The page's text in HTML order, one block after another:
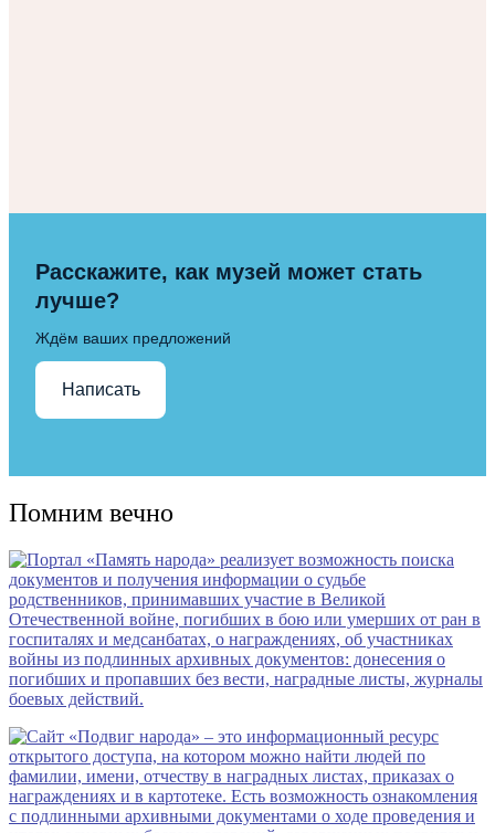
Расскажите, как музей может стать
лучше?
Ждём ваших предложений
Написать
Помним вечно